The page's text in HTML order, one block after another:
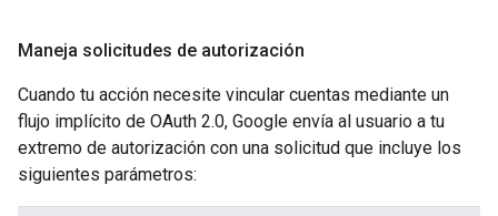
Maneja solicitudes de autorización
Cuando tu acción necesite vincular cuentas mediante un
flujo implícito de OAuth 2.0, Google envía al usuario a tu
extremo de autorización con una solicitud que incluye los
siguientes parámetros: